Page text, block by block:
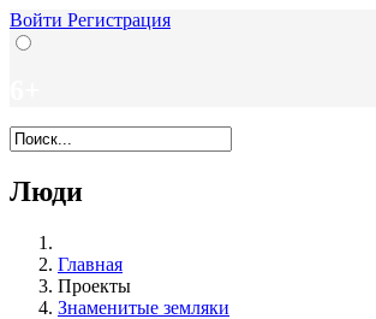
Войти Регистрация
Люди
Главная
Проекты
Знаменитые земляки